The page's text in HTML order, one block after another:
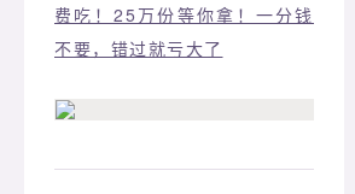
费吃！25万份等你拿！一分钱
不要，错过就亏大了